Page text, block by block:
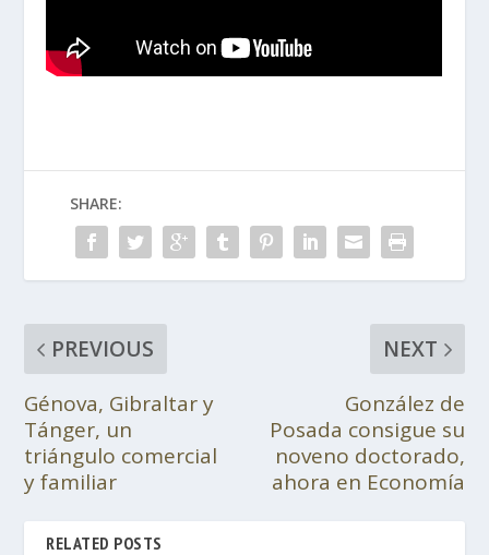
SHARE:
PREVIOUS
Génova, Gibraltar y
Tánger, un
triángulo comercial
y familiar
NEXT
González de
Posada consigue su
noveno doctorado,
ahora en Economía
RELATED POSTS